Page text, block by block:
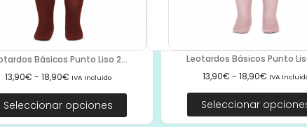
Básicos Punto Liso 2...
13,90€ - 18,90€ IVA Incluido
Seleccionar opciones
Leotardos Básicos Punto
13,90€ - 18,90€ IVA
Seleccionar